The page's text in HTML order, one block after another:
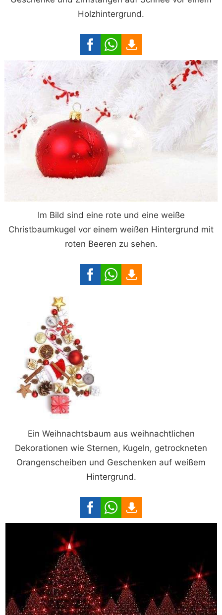
Holzhintergrund.
Im Bild sind eine rote und eine weiße
Christbaumkugel vor einem weißen Hintergrund mit
roten Beeren zu sehen.
Ein Weihnachtsbaum aus weihnachtlichen
Dekorationen wie Sternen, Kugeln, getrockneten
Orangenscheiben und Geschenken auf weißem
Hintergrund.